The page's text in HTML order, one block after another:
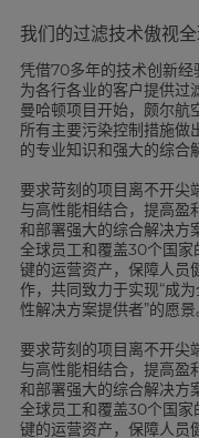
我们的过滤技术傲视
凭借70多年的技术创新经
为各行各业的客户提供过
曼哈顿项目开始，颇尔航
所有主要污染控制措施做
的专业知识和强大的综合
要求苛刻的项目离不开尖
与高性能相结合，提高盈
和部署强大的综合解决方
全球员工和覆盖30个国
键的运营资产，保障人员
作，共同致力于实现“成
性解决方案提供者”的愿景
要求苛刻的项目离不开尖
与高性能相结合，提高盈
和部署强大的综合解决方
全球员工和覆盖30个国
键的运营资产，保障人员